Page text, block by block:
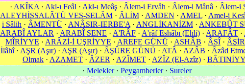
· AKÎKA · Akl-ı Feâl · Akl-ı Meâş · Âlem-i Ervâh · Âlem-i Mânâ · Âlem-i
ALEYHİSSALÂTÜ VES-SELÂM· ÂLİM· AMDEN · AMEL· Amel-i
i Sâlih · ÂMENTÜ · ANÂSIR-IERBE'A · ANGLİKANİZM · ANKEBÛT
ARABÎ AYLAR · ARABÎ SENE · A'RÂF · A'râf Eshâbı (Ehli) · ARAFÂT ·
MÎRİYYE · ARÂZİ-İ UŞRİYYE · AREFE GÜNÜ · ASHÂB · ÂSÎ · ÂŞİR
İlâhî· AŞR (Aşır)· AŞR (Aşır)· ÂŞÛRE GÜNÜ· ATÂ · AZÂB · Âzâd
Olmak · AZAMET · ÂZER · AZÎMET · AZÎZ (El-Azîz) ·
· Melekler· Peygamberler· Sureler